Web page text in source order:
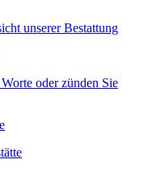
unserer Bestattung
oder zünden Sie